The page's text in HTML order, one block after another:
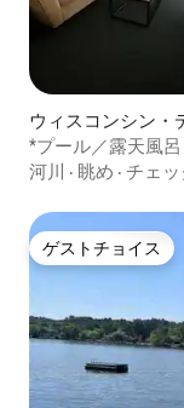
ウィスコンシン・
*プール／露天風
ォーターフロント|
河川 · 眺め · チェッ
ゲストチョイス
ゲストチョイス